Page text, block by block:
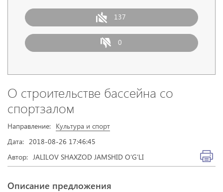
137
0
О строительстве бассейна со
спортзалом
Направление: Культура и спорт
Дата: 2018-08-26 17:46:45
Автор:
JALILOV SHAXZOD JAMSHID O‘G‘LI
Описание предложения